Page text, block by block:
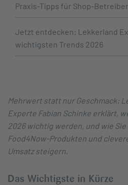
Praxis-Tipps für Shop-Betreiber
Jetzt entdecken: Lekkerland
wichtigsten Trends 2026
Mehrwert statt nur Geschmack:
Experte Fabian Schinke erklärt,
2026 wichtig werden, und wie
Food4Now-Produkten und
Umsatz steigern.
Das Wichtigste in Kürze